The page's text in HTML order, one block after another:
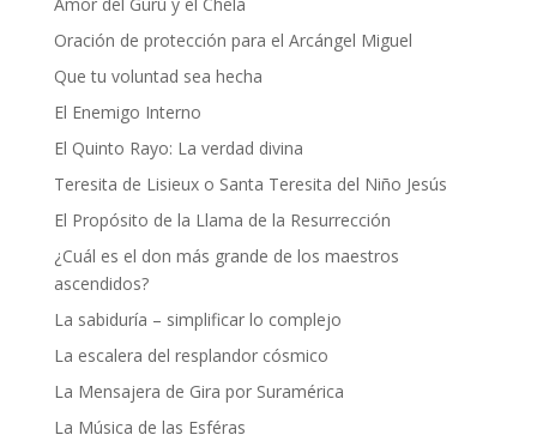
Oración de protección para el Arcángel Miguel
Que tu voluntad sea hecha
El Enemigo Interno
El Quinto Rayo: La verdad divina
Teresita de Lisieux o Santa Teresita del Niño Jesús
El Propósito de la Llama de la Resurrección
¿Cuál es el don más grande de los maestros
ascendidos?
La sabiduría – simplificar lo complejo
La escalera del resplandor cósmico
La Mensajera de Gira por Suramérica
La Música de las Esféras